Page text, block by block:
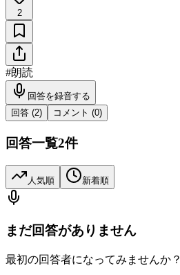
2
#朗読
回答を録音する
回答 (2) コメント (0)
回答一覧2件
人気順 新着順
まだ回答がありません
最初の回答者になってみませんか？